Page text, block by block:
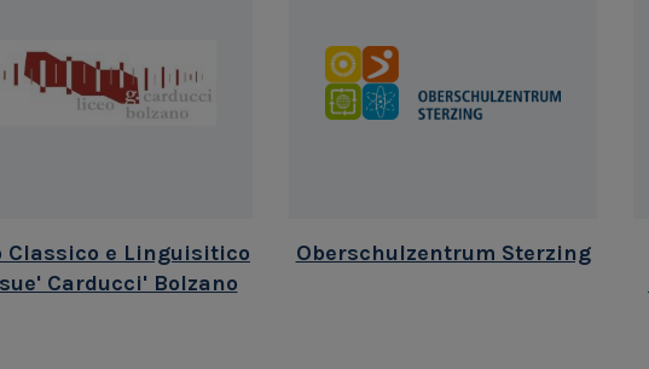
Classico e Linguisitico
Carducci' Bolzano
Oberschulzentrum Sterzing